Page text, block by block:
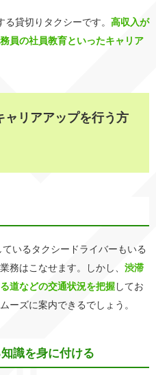
貸切りタクシーです。 高収入が
員の社員教育といったキャリア
ャリアアップを行う方
いるタクシードライバーもいる
務はこなせます。しかし、 渋滞
道などの交通状況を把握してお
ーズに案内できるでしょう。
識を身に付ける